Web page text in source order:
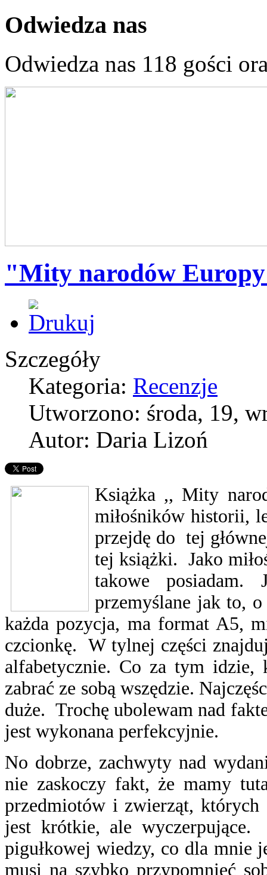
Odwiedza nas
Odwiedza nas 118 gości
"Mity narodów
Szczegóły
Kategoria: Recenzje
Utworzono: środa, 19,
Autor: Daria Lizoń
Książka ,, Mity
miłośników historii,
przejdę do tej
tej książki. Jako
takowe
przemyślane jak to,
każda pozycja, ma format A5,
czcionkę. W tylnej części
alfabetycznie. Co za tym idzie,
zabrać ze sobą wszędzie.
duże. Trochę ubolewam nad
jest wykonana perfekcyjnie.
No dobrze, zachwyty nad
nie zaskoczy fakt, że mamy
przedmiotów i zwierząt,
jest krótkie, ale
pigułkowej wiedzy, co dla mnie
musi na szybko przypomnieć